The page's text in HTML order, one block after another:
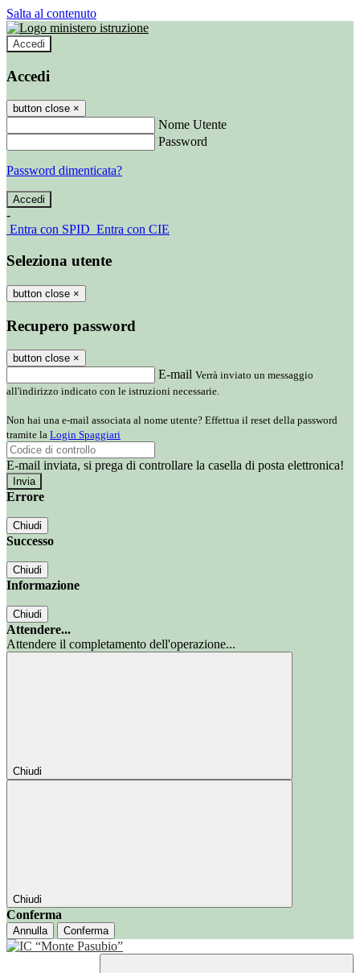
Salta al contenuto
Accedi
Accedi
button close ×
Nome Utente
Password
Password dimenticata?
-
Entra con SPID Entra con CIE
Seleziona utente
button close ×
Recupero password
button close ×
E-mail Verrà inviato un messaggio
all'indirizzo indicato con le istruzioni necessarie.
Non hai una e-mail associata al nome utente? Effettua il reset della password
tramite la Login Spaggiari
E-mail inviata, si prega di controllare la casella di posta elettronica!
Errore
Chiudi
Successo
Chiudi
Informazione
Chiudi
Attendere...
Attendere il completamento dell'operazione...
Chiudi
Chiudi
Conferma
Annulla Conferma